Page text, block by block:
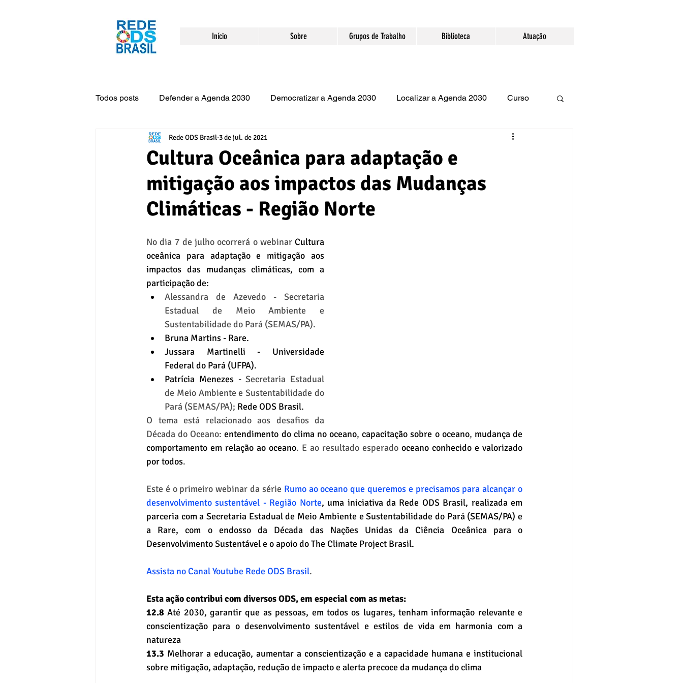
Início Sobre Grupos de Trabalho Biblioteca Atuação
Todos posts Defender a Agenda 2030 Democratizar a Agenda 2030 Localizar a Agenda 2030 Curso
Engajamento Artigo
Cultura Oceânica para adaptação e
mitigação aos impactos das Mudanças
Climáticas - Região Norte
Rede ODS Brasil 3 de jul. de 2021
No dia 7 de julho ocorrerá o webinar Cultura
oceânica para adaptação e mitigação aos
impactos das mudanças climáticas, com a
participação de:
Alessandra de Azevedo - Secretaria
Estadual de Meio Ambiente e
Sustentabilidade do Pará (SEMAS/PA).
Bruna Martins - Rare.
Jussara Martinelli - Universidade
Federal do Pará (UFPA).
Patrícia Menezes - Secretaria Estadual
de Meio Ambiente e Sustentabilidade do
Pará (SEMAS/PA); Rede ODS Brasil.
O tema está relacionado aos desafios da
Década do Oceano: entendimento do clima no oceano, capacitação sobre o oceano, mudança de
comportamento em relação ao oceano. E ao resultado esperado oceano conhecido e valorizado
por todos.
Este é o primeiro webinar da série Rumo ao oceano que queremos e precisamos para alcançar o
desenvolvimento sustentável - Região Norte, uma iniciativa da Rede ODS Brasil, realizada em
parceria com a Secretaria Estadual de Meio Ambiente e Sustentabilidade do Pará (SEMAS/PA) e
a Rare, com o endosso da Década das Nações Unidas da Ciência Oceânica para o
Desenvolvimento Sustentável e o apoio do The Climate Project Brasil.
Assista no Canal Youtube Rede ODS Brasil.
Esta ação contribui com diversos ODS, em especial com as metas:
12.8 Até 2030, garantir que as pessoas, em todos os lugares, tenham informação relevante e
conscientização para o desenvolvimento sustentável e estilos de vida em harmonia com a
natureza
13.3 Melhorar a educação, aumentar a conscientização e a capacidade humana e institucional
sobre mitigação, adaptação, redução de impacto e alerta precoce da mudança do clima